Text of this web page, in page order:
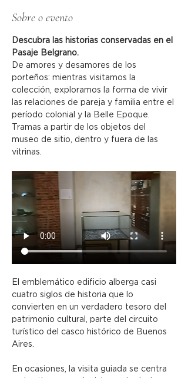
Sobre o evento
Descubra las historias conservadas en el
Pasaje Belgrano.
De amores y desamores de los
porteños: mientras visitamos la
colección, exploramos la forma de vivir
las relaciones de pareja y familia entre el
período colonial y la Belle Epoque.
Tramas a partir de los objetos del
museo de sitio, dentro y fuera de las
vitrinas.
El emblemático edificio alberga casi
cuatro siglos de historia que lo
convierten en un verdadero tesoro del
patrimonio cultural, parte del circuito
turístico del casco histórico de Buenos
Aires.
En ocasiones, la visita guiada se centra